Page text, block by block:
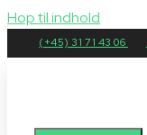
Hop til indhold
(+45) 31 71 43 06